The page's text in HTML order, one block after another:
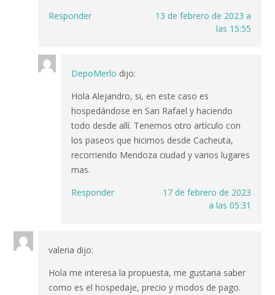
Responder
13 de febrero de 2023 a
las 15:55
DepoMerlo dijo:
Hola Alejandro, si, en este caso es
hospedándose en San Rafael y haciendo
todo desde allí. Tenemos otro artículo con
los paseos que hicimos desde Cacheuta,
recorriendo Mendoza ciudad y varios lugares
mas.
Responder
17 de febrero de 2023
a las 05:31
valeria dijo:
Hola me interesa la propuesta, me gustaria saber
como es el hospedaje, precio y modos de pago.